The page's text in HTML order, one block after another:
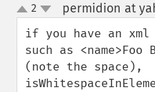
up
down
2 permidion at
if you have an xml
such as <name>Foo
(note the space),